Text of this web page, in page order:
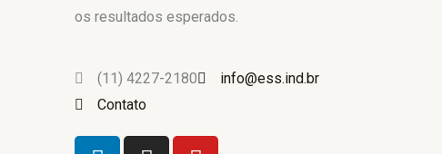
os resultados esperados.
(11) 4227-2180
info@ess.ind.br
Contato
L I Y